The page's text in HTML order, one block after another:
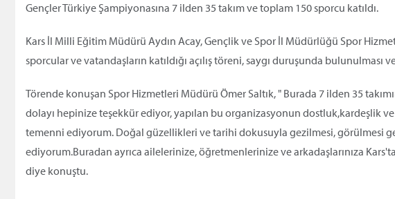
Gençler Türkiye Şampiyonasına 7 ilden 35 takım ve toplam 150 sporcu katıldı.
Kars İl Milli Eğitim Müdürü Aydın Acay, Gençlik ve Spor İl Müdürlüğü Spor
sporcular ve vatandaşların katıldığı açılış töreni, saygı duruşunda bulunulması
Törende konuşan Spor Hizmetleri Müdürü Ömer Saltık, " Burada 7 ilden 35
dolayı hepinize teşekkür ediyor, yapılan bu organizasyonun dostluk,kardeşlik
temenni ediyorum. Doğal güzellikleri ve tarihi dokusuyla gezilmesi, görülmesi
ediyorum.Buradan ayrıca ailelerinize, öğretmenlerinize ve arkadaşlarınıza
diye konuştu.